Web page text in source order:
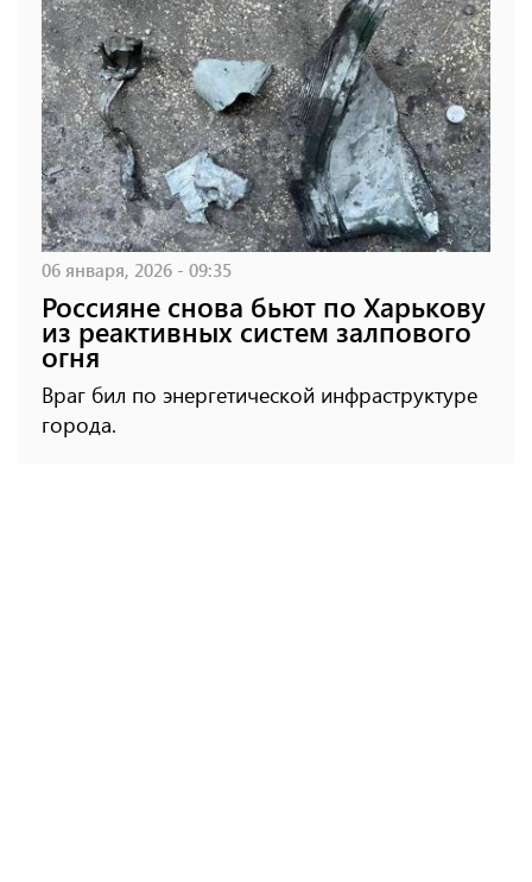
06 января, 2026 - 09:35
Россияне снова бьют по Харькову
из реактивных систем залпового
огня
Враг бил по энергетической инфраструктуре
города.